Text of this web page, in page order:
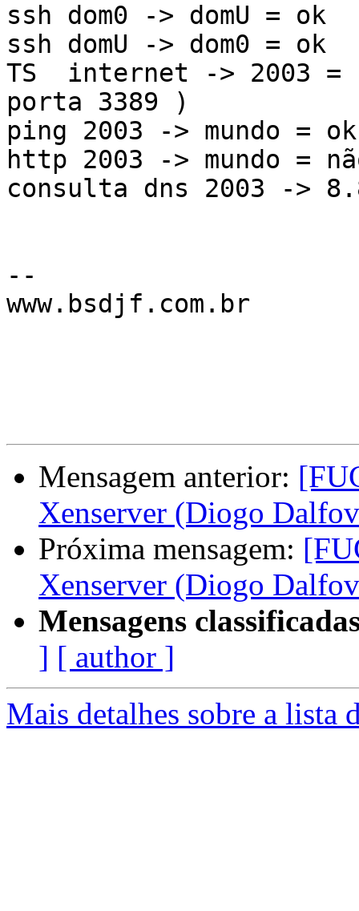
ssh dom0 -> domU = ok
ssh domU -> dom0 = ok
TS  internet -> 2003 =
porta 3389 )
ping 2003 -> mundo = ok
http 2003 -> mundo =
consulta dns 2003 ->
--
www.bsdjf.com.br
Mensagem anterior:
Xenserver (Diogo
Próxima mensagem:
Xenserver (Diogo
Mensagens
] [ author ]
Mais detalhes sobre a lista